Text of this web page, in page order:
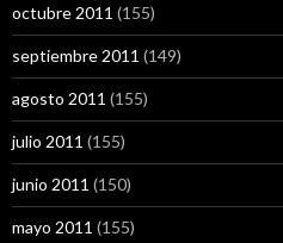
octubre 2011 (155)
septiembre 2011 (149)
agosto 2011 (155)
julio 2011 (155)
junio 2011 (150)
mayo 2011 (155)